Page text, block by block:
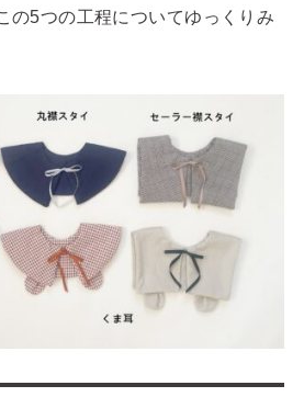
の5つの工程についてゆっくりみ